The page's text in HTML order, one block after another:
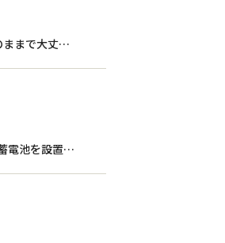
【長崎県/佐世保市/佐々町/松浦市】設置から20年近く経った太陽光発電、そのままで大丈夫？点検・メンテナンスの重要性を解説
【長崎県/佐世保市/佐々町/松浦市】4人家族の平均電気代はいくら？太陽光・蓄電池を設置するとどれくらい節約できるの？